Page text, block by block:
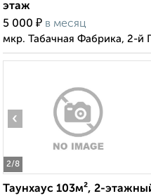
этаж
5 000 ₽ в месяц
мкр. Табачная Фабрика, 2-й
2/8
‹
Таунхаус 103м², 2-